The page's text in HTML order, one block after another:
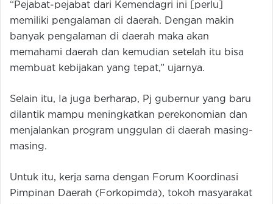
“Pejabat-pejabat dari Kemendagri ini [perlu]
memiliki pengalaman di daerah. Dengan makin
banyak pengalaman di daerah maka akan
memahami daerah dan kemudian setelah itu bisa
membuat kebijakan yang tepat,” ujarnya.
Selain itu, Ia juga berharap, Pj gubernur yang baru
dilantik mampu meningkatkan perekonomian dan
menjalankan program unggulan di daerah masing-
masing.
Untuk itu, kerja sama dengan Forum Koordinasi
Pimpinan Daerah (Forkopimda), tokoh masyarakat